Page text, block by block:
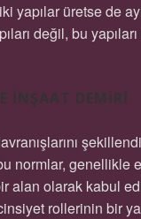
yapılar üretse de
değil, bu
İNŞAAT DEMIRI
normlar, genellikle
alan olarak kabul
rollerinin bir